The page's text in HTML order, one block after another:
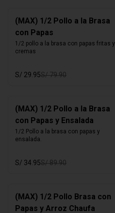
(MAX) 1/2 Pollo a la Brasa
con Papas
1/2 pollo a la brasa con papas fritas y
cremas
S/ 29.95S/ 79.90
(MAX) 1/2 Pollo a la Brasa
con Papas y Ensalada
1/2 Pollo a la brasa con papas y
ensalada.
S/ 34.95S/ 89.90
(MAX) 1/2 Pollo Brasa con
Papas y Arroz Chaufa